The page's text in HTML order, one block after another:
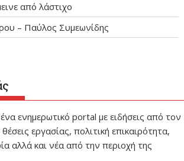
από λάστιχο
– Παύλος Συμεωνίδης
ενημερωτικό portal με ειδήσεις από τον
εργασίας, πολιτική επικαιρότητα,
αλλά και νέα από την περιοχή της